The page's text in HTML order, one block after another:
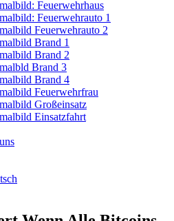
Feuerwehrhaus
Feuerwehrauto 1
Feuerwehrauto 2
Brand 1
Brand 2
Brand 3
Brand 4
Feuerwehrfrau
Großeinsatz
Einsatzfahrt